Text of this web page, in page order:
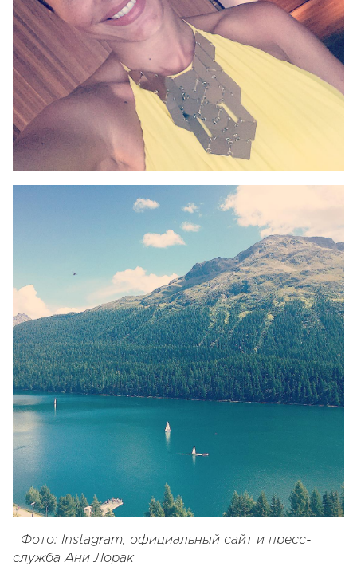
Фото: Instagram, официальный сайт и пресс-
служба Ани Лорак